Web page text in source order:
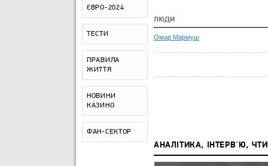
ЄВРО-2024
ТЕСТИ
ПРАВИЛА
ЖИТТЯ
НОВИНИ
КАЗИНО
ФАН-СЕКТОР
ЛЮДИ
Омар Мармуш
АНАЛІТИКА, ІНТЕРВ'Ю,